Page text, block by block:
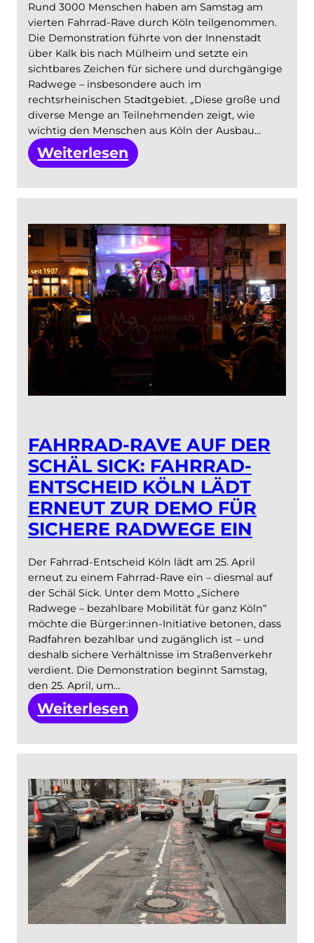
Rund 3000 Menschen haben am Samstag am
vierten Fahrrad-Rave durch Köln teilgenommen.
Die Demonstration führte von der Innenstadt
über Kalk bis nach Mülheim und setzte ein
sichtbares Zeichen für sichere und durchgängige
Radwege – insbesondere auch im
rechtsrheinischen Stadtgebiet. „Diese große und
diverse Menge an Teilnehmenden zeigt, wie
wichtig den Menschen aus Köln der Ausbau…
Weiterlesen
Menschen
Fahrrad-
rave:
Starkes
Signal
für
bessere
Radwege
in
Köln
FAHRRAD-RAVE AUF DER
SCHÄL SICK: FAHRRAD-
ENTSCHEID KÖLN LÄDT
ERNEUT ZUR DEMO FÜR
SICHERE RADWEGE EIN
Der Fahrrad-Entscheid Köln lädt am 25. April
erneut zu einem Fahrrad-Rave ein – diesmal auf
der Schäl Sick. Unter dem Motto „Sichere
Radwege – bezahlbare Mobilität für ganz Köln“
möchte die Bürger:innen-Initiative betonen, dass
Radfahren bezahlbar und zugänglich ist – und
deshalb sichere Verhältnisse im Straßenverkehr
verdient. Die Demonstration beginnt Samstag,
den 25. April, um…
Weiterlesen
Rave
auf
der
Schäl
Sick:
Fahrrad-
Entscheid
Köln